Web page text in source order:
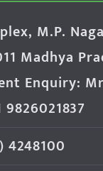
M.P.
Madhya
Enquiry:
4248100